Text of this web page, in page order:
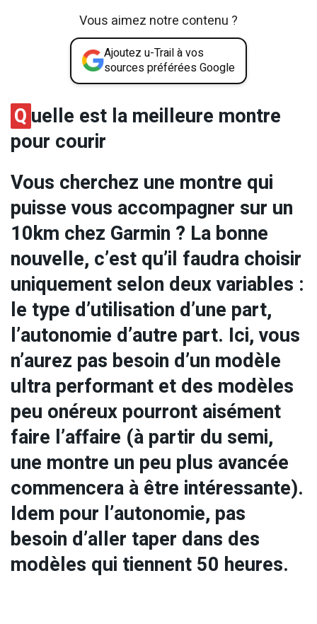
Vous aimez notre contenu ?
Ajoutez u-Trail à vos
sources préférées Google
Q uelle est la meilleure montre
pour courir
Vous cherchez une montre qui
puisse vous accompagner sur un
10km chez Garmin ? La bonne
nouvelle, c’est qu’il faudra choisir
uniquement selon deux variables :
le type d’utilisation d’une part,
l’autonomie d’autre part. Ici, vous
n’aurez pas besoin d’un modèle
ultra performant et des modèles
peu onéreux pourront aisément
faire l’affaire (à partir du semi,
une montre un peu plus avancée
commencera à être intéressante).
Idem pour l’autonomie, pas
besoin d’aller taper dans des
modèles qui tiennent 50 heures.